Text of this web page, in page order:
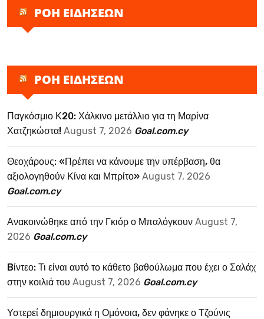
ΡΟΗ ΕΙΔΗΣΕΩΝ
ΡΟΗ ΕΙΔΗΣΕΩΝ
Παγκόσμιο Κ20: Χάλκινο μετάλλιο για τη Μαρίνα
Χατζηκώστα! August 7, 2026 Goal.com.cy
Θεοχάρους: «Πρέπει να κάνουμε την υπέρβαση, θα
αξιολογηθούν Κίνα και Μπρίτο» August 7, 2026
Goal.com.cy
Ανακοινώθηκε από την Γκιόρ ο Μπαλόγκουν August 7,
2026 Goal.com.cy
Bίντεο: Τι είναι αυτό το κάθετο βαθούλωμα που έχει ο Σαλάχ
στην κοιλιά του August 7, 2026 Goal.com.cy
Υστερεί δημιουργικά η Ομόνοια, δεν φάνηκε ο Τζούνις